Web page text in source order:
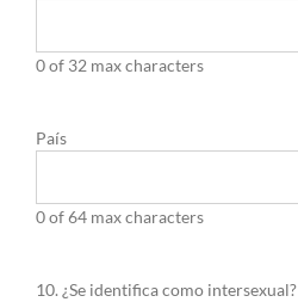
0 of 32 max characters
País
0 of 64 max characters
10. ¿Se identifica como intersexual?